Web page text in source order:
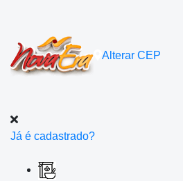
Alterar CEP
Já é cadastrado?